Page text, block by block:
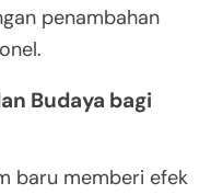
penambahan
Budaya bagi
baru memberi efek